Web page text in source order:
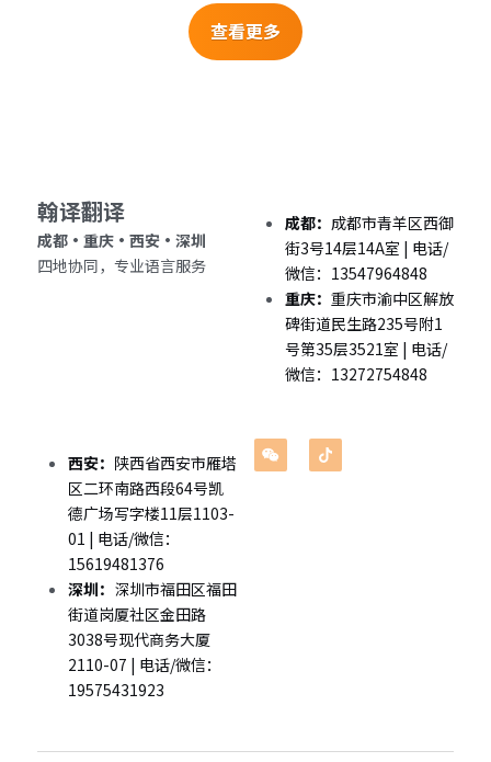
查看更多
翰译翻译
成都・重庆・西安・深圳
四地协同，专业语言服务
成都： 成都市青羊区西御
街3号14层14A室 | 电话/
微信：13547964848
重庆： 重庆市渝中区解放
碑街道民生路235号附1
号第35层3521室 | 电话/
微信：13272754848
西安： 陕西省西安市雁塔
区二环南路西段64号凯
德广场写字楼11层1103-
01 | 电话/微信：
15619481376
深圳： 深圳市福田区福田
街道岗厦社区金田路
3038号现代商务大厦
2110-07 | 电话/微信：
19575431923